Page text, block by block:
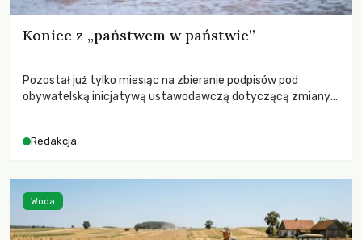
Koniec z „państwem w państwie”
Pozostał już tylko miesiąc na zbieranie podpisów pod
obywatelską inicjatywą ustawodawczą dotyczącą zmiany
niezwykle korzystne rozwiązania dla przyrody i zwierząt,
funkcjonowania łowiectwa w Polsce.
Redakcja
Woda